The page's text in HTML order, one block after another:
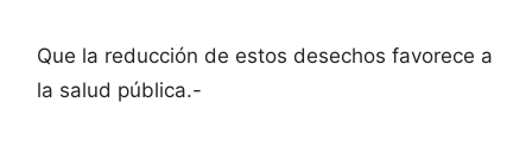
Que la reducción de estos desechos favorece a
la salud pública.-